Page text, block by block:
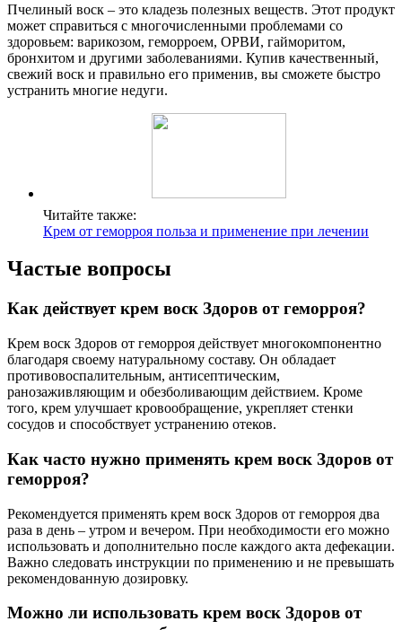
Пчелиный воск – это кладезь полезных веществ. Этот продукт
может справиться с многочисленными проблемами со
здоровьем: варикозом, геморроем, ОРВИ, гайморитом,
бронхитом и другими заболеваниями. Купив качественный,
свежий воск и правильно его применив, вы сможете быстро
устранить многие недуги.
Читайте также:
Крем от геморроя польза и применение при лечении
Частые вопросы
Как действует крем воск Здоров от геморроя?
Крем воск Здоров от геморроя действует многокомпонентно
благодаря своему натуральному составу. Он обладает
противовоспалительным, антисептическим,
ранозаживляющим и обезболивающим действием. Кроме
того, крем улучшает кровообращение, укрепляет стенки
сосудов и способствует устранению отеков.
Как часто нужно применять крем воск Здоров от
геморроя?
Рекомендуется применять крем воск Здоров от геморроя два
раза в день – утром и вечером. При необходимости его можно
использовать и дополнительно после каждого акта дефекации.
Важно следовать инструкции по применению и не превышать
рекомендованную дозировку.
Можно ли использовать крем воск Здоров от